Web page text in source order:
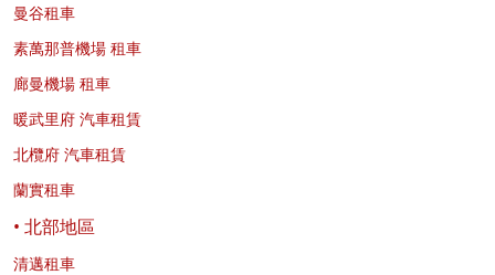
曼谷租車
素萬那普機場 租車
廊曼機場 租車
暖武里府 汽車租賃
北欖府 汽車租賃
蘭實租車
• 北部地區
清邁租車